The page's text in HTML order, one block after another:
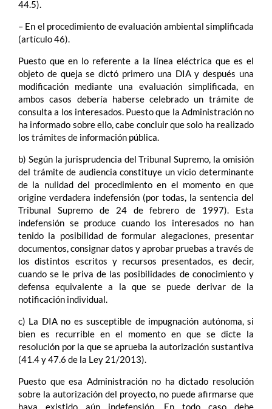
44.5).
– En el procedimiento de evaluación ambiental simplificada
(artículo 46).
Puesto que en lo referente a la línea eléctrica que es el
objeto de queja se dictó primero una DIA y después una
modificación mediante una evaluación simplificada, en
ambos casos debería haberse celebrado un trámite de
consulta a los interesados. Puesto que la Administración no
ha informado sobre ello, cabe concluir que solo ha realizado
los trámites de información pública.
b) Según la jurisprudencia del Tribunal Supremo, la omisión
del trámite de audiencia constituye un vicio determinante
de la nulidad del procedimiento en el momento en que
origine verdadera indefensión (por todas, la sentencia del
Tribunal Supremo de 24 de febrero de 1997). Esta
indefensión se produce cuando los interesados no han
tenido la posibilidad de formular alegaciones, presentar
documentos, consignar datos y aprobar pruebas a través de
los distintos escritos y recursos presentados, es decir,
cuando se le priva de las posibilidades de conocimiento y
defensa equivalente a la que se puede derivar de la
notificación individual.
c) La DIA no es susceptible de impugnación autónoma, si
bien es recurrible en el momento en que se dicte la
resolución por la que se aprueba la autorización sustantiva
(41.4 y 47.6 de la Ley 21/2013).
Puesto que esa Administración no ha dictado resolución
sobre la autorización del proyecto, no puede afirmarse que
haya existido aún indefensión. En todo caso debe